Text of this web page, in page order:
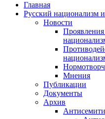
Главная
Русский национализм
Новости
Проявления
Мнения
Публикации
Документы
Архив